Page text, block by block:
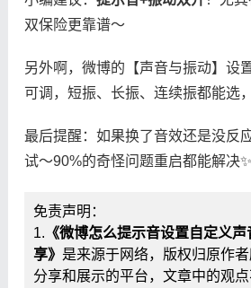
双保险更靠谱～
另外啊，微博的【声音与振动】设
可调，短振、长振、连续振都能选
最后提醒：如果换了音效还是没反应
试～90%的奇怪问题重启都能解决✨
免责声明：
1. 《微博怎么提示音设置自定义
享》 是来源于网络，版权归原作
分享和展示的平台，文章中的观